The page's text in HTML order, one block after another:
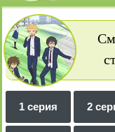
1 серия 2